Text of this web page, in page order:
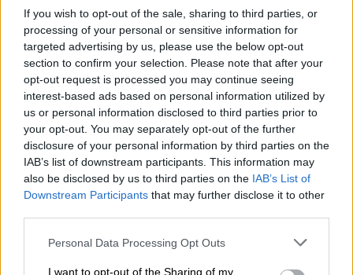
If you wish to opt-out of the sale, sharing to third parties, or
processing of your personal or sensitive information for
targeted advertising by us, please use the below opt-out
section to confirm your selection. Please note that after your
opt-out request is processed you may continue seeing
interest-based ads based on personal information utilized by
us or personal information disclosed to third parties prior to
your opt-out. You may separately opt-out of the further
disclosure of your personal information by third parties on the
IAB’s list of downstream participants. This information may
also be disclosed by us to third parties on the IAB’s List of
Downstream Participants that may further disclose it to other
Please note that this website/app uses one or more Google
not limited to your visit or usage behaviour. You may click to
Personal Data Processing Opt Outs
I want to opt-out of the Sharing of my
υφυπουργός Παιδείας ,Σοφία Ζαχαράκη,
μίλησε το πρωί της Δευτέρας στοOpen Tv
στην εκπομπή«Ώρα Ελλάδος 07:00», για τις
προτεραιότητες που έχει θέσει η κυβέρνηση
για τοζήτημα του ανοίγματος των σχολείων
της ύλης, τωνπανελληνίω ν και των άλλων
θεμάτων που αφορούν στην Παιδεία.
Πιο αναλυτικά, θέμα ωρών είναι η
ανακοίνωση των ημερομηνιών για τη
διεξαγωγή των φετινών πανελλαδικών
Παιδείας. Σύμφωνα με την ίδια, θα πρέπει να
περιμένουμε τιςγενικές ανακοινώσεις της